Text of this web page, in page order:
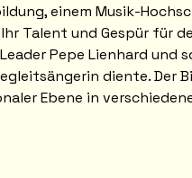
einem Musik-
Talent und Gespür für
Pepe Lienhard und
diente. Der
Ebene in